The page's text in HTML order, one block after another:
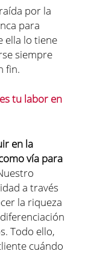
por la
para
ella lo tiene
siempre
fin.
tu labor en
en la
vía para
a través
la riqueza
Todo ello,
cuándo